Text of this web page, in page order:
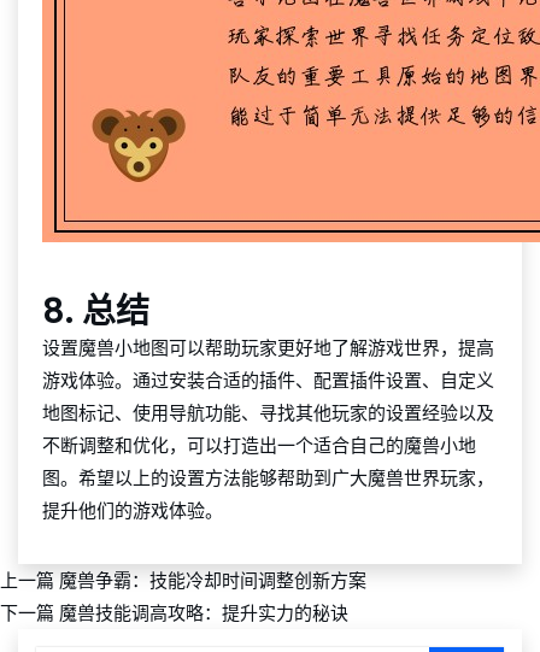
8. 总结
设置魔兽小地图可以帮助玩家更好地了解游戏世界，提高
游戏体验。通过安装合适的插件、配置插件设置、自定义
地图标记、使用导航功能、寻找其他玩家的设置经验以及
不断调整和优化，可以打造出一个适合自己的魔兽小地
图。希望以上的设置方法能够帮助到广大魔兽世界玩家，
提升他们的游戏体验。
上一篇 魔兽争霸：技能冷却时间调整创新方案
下一篇 魔兽技能调高攻略：提升实力的秘诀